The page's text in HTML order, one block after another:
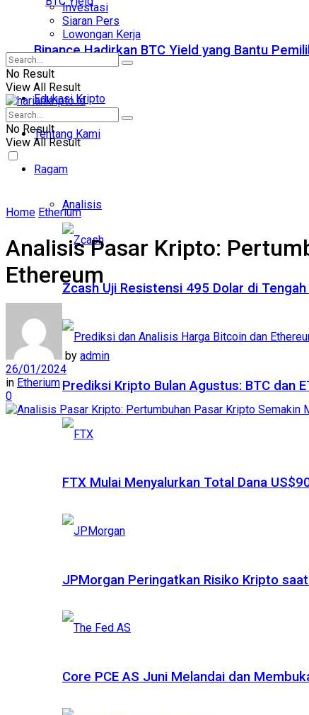
Binance Hadirkan BTC Yield yang Bantu
Edukasi Kripto
Tentang Kami
Ragam
Analisis
Zcash Uji Resistensi 495 Dolar di
Prediksi Kripto Bulan Agustus: BTC dan
FTX Mulai Menyalurkan Total Dana
JPMorgan Peringatkan Risiko Kripto
Core PCE AS Juni Melandai dan
Investasi
Siaran Pers
Lowongan Kerja
No Result
View All Result
No Result
View All Result
Home Etherium
Analisis Pasar Kripto:
Ethereum
by admin
26/01/2024
in Etherium
0